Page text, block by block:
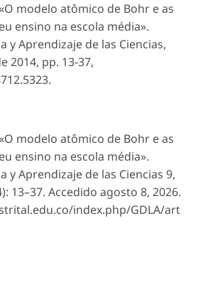
modelo atômico de Bohr e as
ensino na escola média».
y Aprendizaje de las Ciencias,
2014, pp. 13-37,
modelo atômico de Bohr e as
ensino na escola média».
y Aprendizaje de las Ciencias 9,
13–37. Accedido agosto 8, 2026.
index.php/GDLA/art